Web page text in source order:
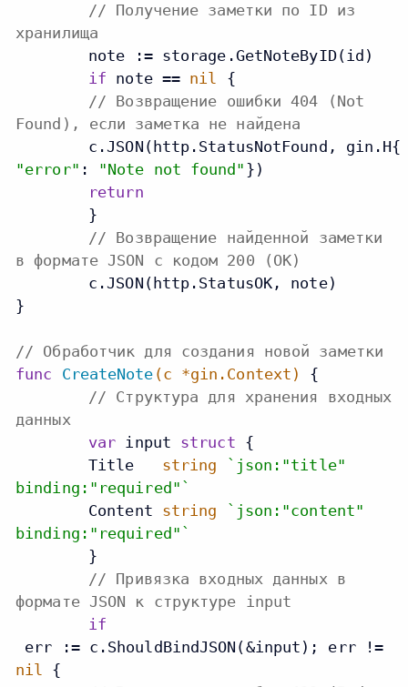
// Получение заметки по ID из
хранилища
if note == nil {
// Возвращение ошибки 404 (Not
Found), если заметка не найдена
    	c.JSON(http.StatusNotFound, gin.H{
"error" : "Note not found" })
return
// Возвращение найденной заметки
в формате JSON с кодом 200 (OK)
}
// Обработчик для создания новой заметки
func
CreateNote (c *gin.Context)
{
// Структура для хранения входных
данных
var input struct {
    	Title
string
`json:"title"
binding:"required"`
    	Content
string
`json:"content"
binding:"required"`
// Привязка входных данных в
формате JSON к структуре input
if
err := c.ShouldBindJSON(&input); err !=
nil {